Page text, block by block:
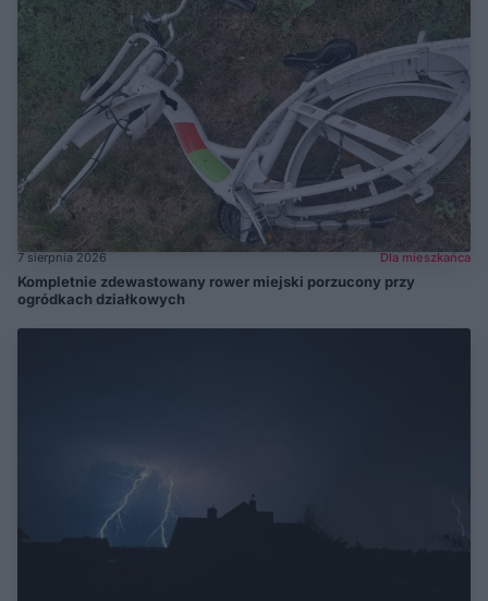
7 sierpnia 2026 Dla mieszkańca
Kompletnie zdewastowany rower miejski porzucony przy
ogródkach działkowych